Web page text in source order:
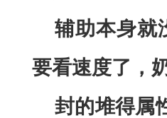
辅助本身就
要看速度了，
封的堆得属